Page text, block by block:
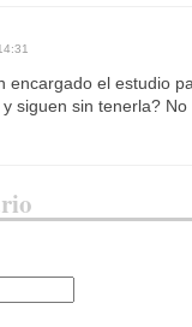
encargado el estudio
siguen sin tenerla?